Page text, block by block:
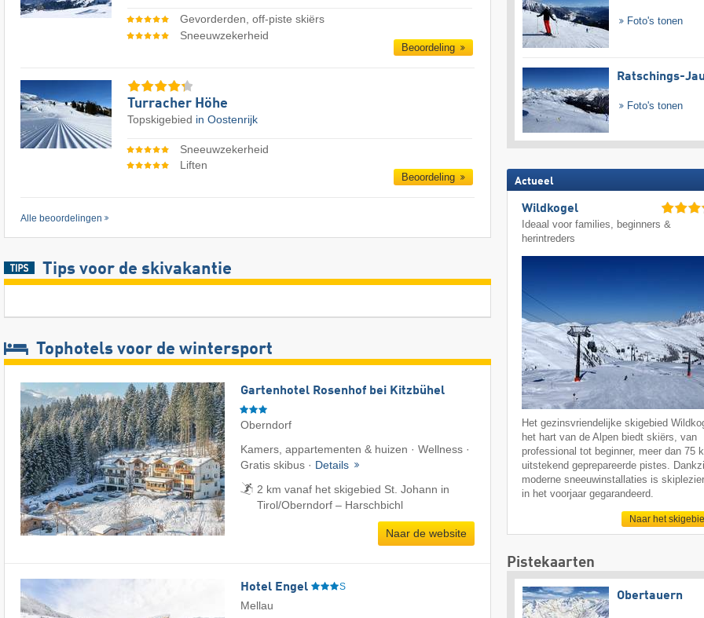
Gevorderden, off-piste skiërs
Sneeuwzekerheid
Beoordeling
Turracher Höhe
Topskigebied in Oostenrijk
Sneeuwzekerheid
Liften
Beoordeling
Alle beoordelingen
Tips voor de skivakantie
Tophotels voor de wintersport
Gartenhotel Rosenhof bei Kitzbühel
Oberndorf
Kamers, appartementen & huizen · Wellness ·
Gratis skibus · Details
2 km vanaf het skigebied St. Johann in
Tirol/​Oberndorf – Harschbichl
Naar de website
Hotel Engel S
Mellau
Foto's tonen
Ratschings-
Foto's tonen
Actueel
Wildkogel
Ideaal voor families, beginners &
herintreders
Het gezinsvriendelijke skigebied
het hart van de Alpen biedt skiërs, van
professional tot beginner, meer dan 75
uitstekend geprepareerde pistes.
moderne sneeuwinstallaties is
in het voorjaar gegarandeerd.
Naar het
Pistekaarten
Obertauern